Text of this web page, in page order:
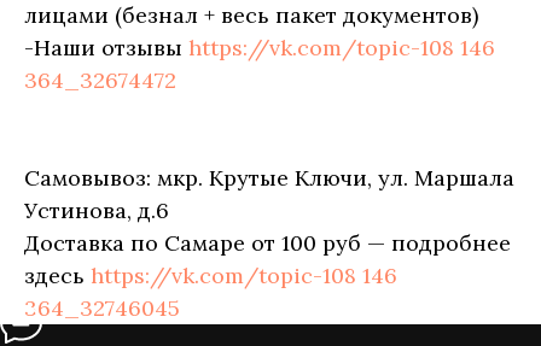
лицами (безнал + весь пакет документов)
-Наши отзывы https://vk.com/topic-108 146
364_32674472
Самовывоз: мкр. Крутые Ключи, ул. Маршала
Устинова, д.6
Доставка по Самаре от 100 руб — подробнее
здесь https://vk.com/topic-108 146
364_32746045